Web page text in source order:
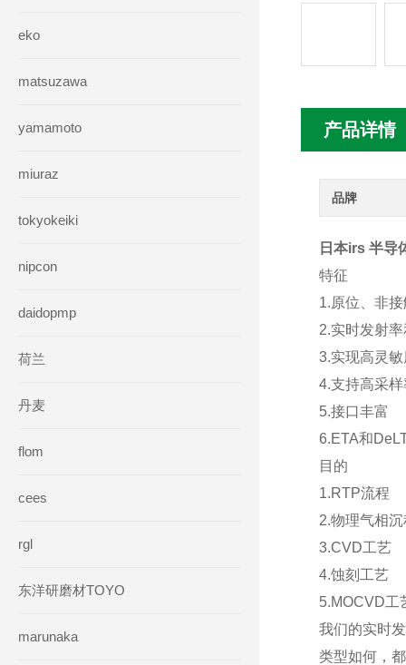
eko
matsuzawa
yamamoto
miuraz
tokyokeiki
nipcon
daidopmp
荷兰
丹麦
flom
cees
rgl
东洋研磨材TOYO
marunaka
产品详情
品牌
日本irs 半导
特征
1.原位、非
2.实时发射
3.实现高灵
4.支持高采
5.接口丰富
6.ETA和
目的
1.RTP流程
2.物理气相
3.CVD工艺
4.蚀刻工艺
5.MOCVD工
我们的实时
类型如何，